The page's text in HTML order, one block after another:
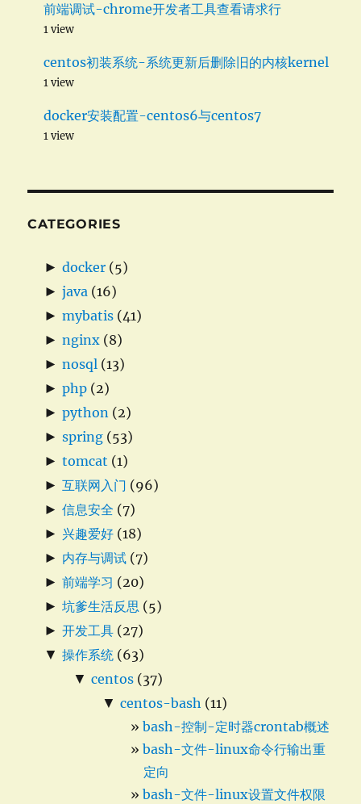
前端调试-chrome开发者工具查看请求行
1 view
centos初装系统-系统更新后删除旧的内核kernel
1 view
docker安装配置-centos6与centos7
1 view
CATEGORIES
► docker (5)
► java (16)
► mybatis (41)
► nginx (8)
► nosql (13)
► php (2)
► python (2)
► spring (53)
► tomcat (1)
► 互联网入门 (96)
► 信息安全 (7)
► 兴趣爱好 (18)
► 内存与调试 (7)
► 前端学习 (20)
► 坑爹生活反思 (5)
► 开发工具 (27)
▼ 操作系统 (63)
▼ centos (37)
▼ centos-bash (11)
bash-控制-定时器crontab概述
bash-文件-linux命令行输出重
定向
bash-文件-linux设置文件权限